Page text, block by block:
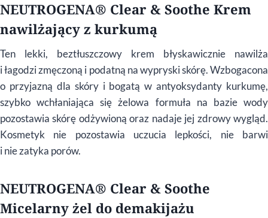
NEUTROGENA® Clear & Soothe Krem
nawilżający z kurkumą
Ten lekki, beztłuszczowy krem błyskawicznie nawilża
i łagodzi zmęczoną i podatną na wypryski skórę. Wzbogacona
o przyjazną dla skóry i bogatą w antyoksydanty kurkumę,
szybko wchłaniająca się żelowa formuła na bazie wody
pozostawia skórę odżywioną oraz nadaje jej zdrowy wygląd.
Kosmetyk nie pozostawia uczucia lepkości, nie barwi
i nie zatyka porów.
NEUTROGENA® Clear & Soothe
Micelarny żel do demakijażu